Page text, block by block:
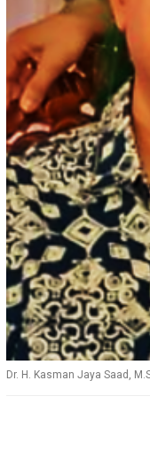
Dr. H. Kasman Jaya Saad,